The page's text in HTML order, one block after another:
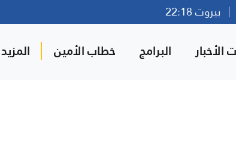
بيروت 22:18
الأخبار البرامج خطاب الأمين المزيد